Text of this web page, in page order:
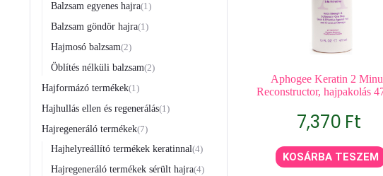
Balzsam egyenes hajra 1
Balzsam göndör hajra 1
Hajmosó balzsam 2
Öblítés nélküli balzsam 2
Hajformázó termékek 1
Hajhullás ellen és regenerálás 1
Hajregeneráló termékek 7
Hajhelyreállító termékek keratinnal 4
Hajregeneráló termékek sérült hajra 4
Aphogee Keratin 2
Reconstructor, hajpakolás
7,370 Ft
KOSÁRBA TESZEM